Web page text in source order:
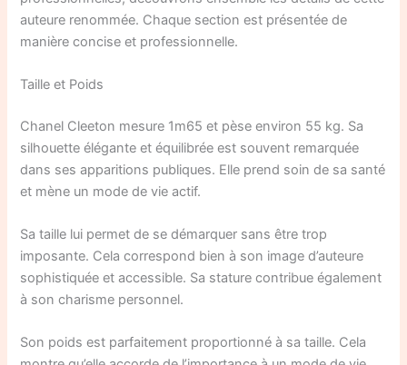
auteure renommée. Chaque section est présentée de
manière concise et professionnelle.
Taille et Poids
Chanel Cleeton mesure 1m65 et pèse environ 55 kg. Sa
silhouette élégante et équilibrée est souvent remarquée
dans ses apparitions publiques. Elle prend soin de sa santé
et mène un mode de vie actif.
Sa taille lui permet de se démarquer sans être trop
imposante. Cela correspond bien à son image d’auteure
sophistiquée et accessible. Sa stature contribue également
à son charisme personnel.
Son poids est parfaitement proportionné à sa taille. Cela